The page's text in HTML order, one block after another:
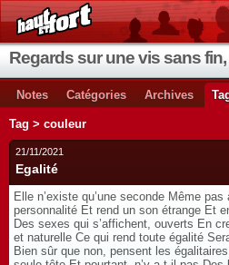
Regards sur une vis sans
Notes Catégories Archives
Tag > couleur
21/11/2021
Egalité
Elle n’existe qu’une seconde Même
personnalité Et rend un son étrange Et
Des sexes qui s’affichent, ouverts En
et naturelle Ce qui rend toute égalité
Bien sûr que non, pensent les